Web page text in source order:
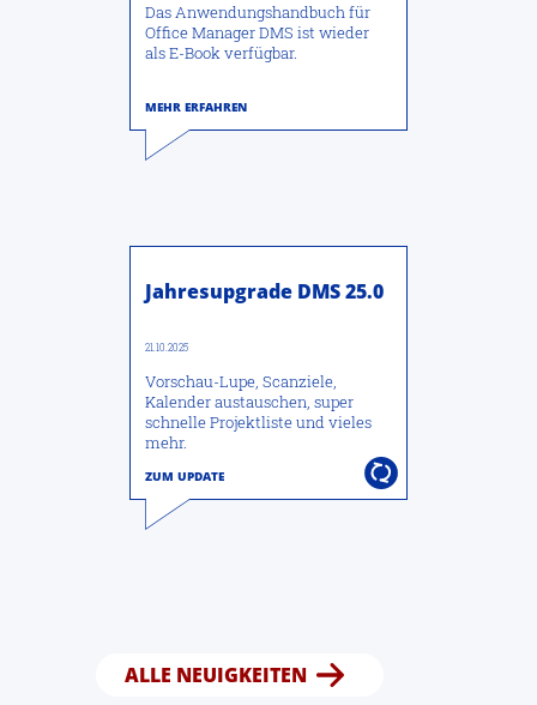
Das Anwendungshandbuch für
Office Manager DMS ist wieder
als E-Book verfügbar.
Jahresupgrade DMS 25.0
21.10.2025
Vorschau-Lupe, Scanziele,
Kalender austauschen, super
schnelle Projektliste und vieles
mehr.
ALLE NEUIGKEITEN